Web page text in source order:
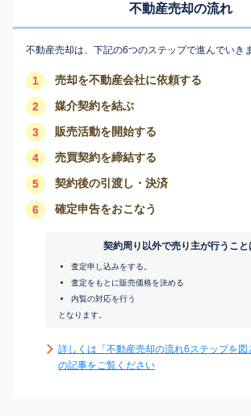
不動産売却の流れ
不動産売却は、下記の6つのステップで進んでいきま
1 売却を不動産会社に依頼する
2 媒介契約を結ぶ
3 販売活動を開始する
4 売買契約を締結する
5 契約後の引渡し・決済
6 確定申告をおこなう
契約周り以外で売り主が行うこと
査定申し込みをする。
査定をもとに販売価格を決める
内覧の対応を行う
となります。
詳しくは「不動産売却の流れ6ステップを図
の記事をご覧ください